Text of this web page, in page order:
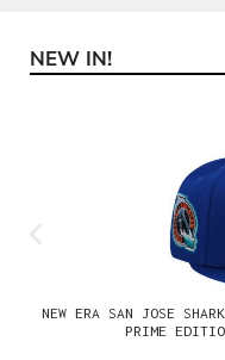
Omitir la galería de
NEW IN!
NEW ERA SAN JOSE
PRIME